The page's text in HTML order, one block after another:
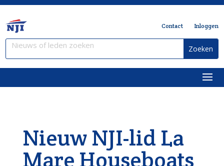
Contact Inloggen
Nieuw NJI-lid La
Mare Houseboats